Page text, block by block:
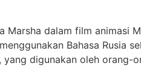
Marsha dalam film animasi
Bahasa Rusia
yang digunakan oleh orang-